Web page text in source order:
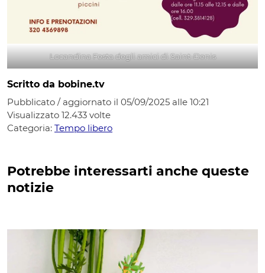
Locandina Festa degli amici di Saint-Denis
Scritto da bobine.tv
Pubblicato / aggiornato il 05/09/2025 alle 10:21
Visualizzato 12.433 volte
Categoria: Tempo libero
Potrebbe interessarti anche queste
notizie